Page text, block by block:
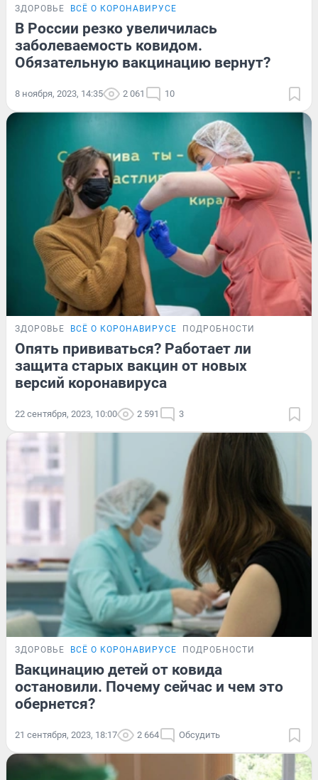
ЗДОРОВЬЕ ВСЁ О КОРОНАВИРУСЕ
В России резко увеличилась
заболеваемость ковидом.
Обязательную вакцинацию вернут?
8 ноября, 2023, 14:35 2 061 10
ЗДОРОВЬЕ ВСЁ О КОРОНАВИРУСЕ ПОДРОБНОСТИ
Опять прививаться? Работает ли
защита старых вакцин от новых
версий коронавируса
22 сентября, 2023, 10:00 2 591 3
ЗДОРОВЬЕ ВСЁ О КОРОНАВИРУСЕ ПОДРОБНОСТИ
Вакцинацию детей от ковида
остановили. Почему сейчас и чем это
обернется?
21 сентября, 2023, 18:17 2 664 Обсудить